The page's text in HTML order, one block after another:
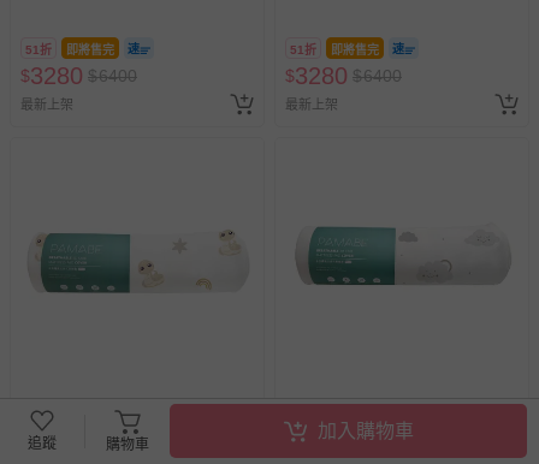
Next2Me Forever)
51折 即將售完
$3280 $6400
最新上架
Forever)
51折 即將售完
$3280 $6400
最新上架
PAMABE - 二合一水洗透氣嬰
兒床包套-Sunny捲捲蛇
兒床包套-微笑雲朵
追蹤 購物車
加入購物車